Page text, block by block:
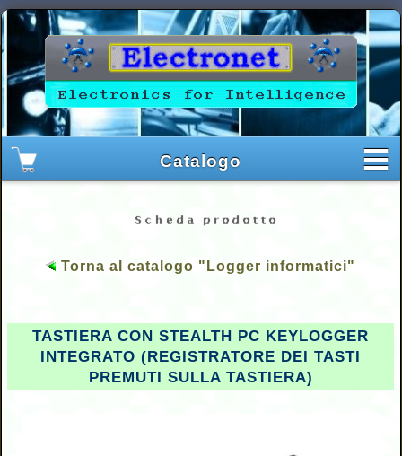
Torna al catalogo "Logger informatici"
TASTIERA CON STEALTH PC KEYLOGGER
INTEGRATO (REGISTRATORE DEI TASTI
PREMUTI SULLA TASTIERA)